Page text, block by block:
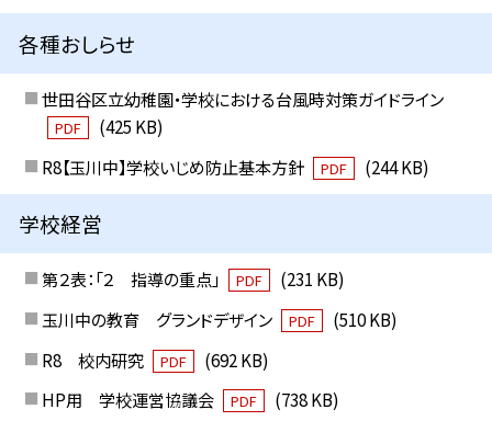
各種おしらせ
世田谷区立幼稚園・学校における台風時対策ガイドライン
PDF
(425 KB)
R8【玉川中】学校いじめ防止基本方針
PDF (244 KB)
学校経営
第２表：「２ 指導の重点」 PDF
(231 KB)
玉川中の教育 グランドデザイン
PDF
(510 KB)
R8 校内研究
PDF
(692 KB)
HP用 学校運営協議会
PDF (738 KB)